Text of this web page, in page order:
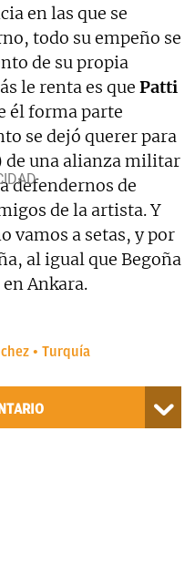
en las que se
todo su empeño se
de su propia
le renta es que Patti
él forma parte
se dejó querer para
de una alianza militar
defendernos de
de la artista. Y
vamos a setas, y por
al igual que Begoña
Ankara.
Turquía